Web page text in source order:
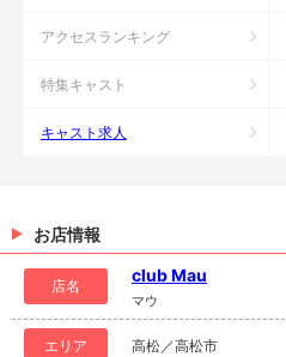
アクセスランキング
特集キャスト
キャスト求人
お店情報
店名
club Mau
マウ
エリア 高松／高松市